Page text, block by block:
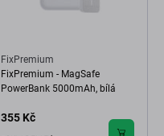
FixPremium
FixPremium - MagSafe
PowerBank 5000mAh, bílá
355 Kč